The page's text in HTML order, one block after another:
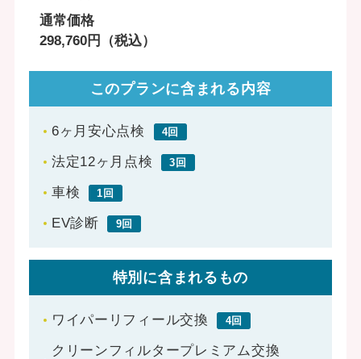
通常価格
298,760円（税込）
このプランに含まれる内容
6ヶ月安心点検 4回
法定12ヶ月点検 3回
車検 1回
EV診断 9回
特別に含まれるもの
ワイパーリフィール交換 4回
クリーンフィルタープレミアム交換